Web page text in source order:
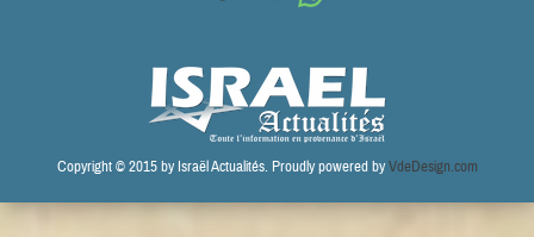
Copyright © 2015 by Israël Actualités. Proudly powered byVdeDesign.com